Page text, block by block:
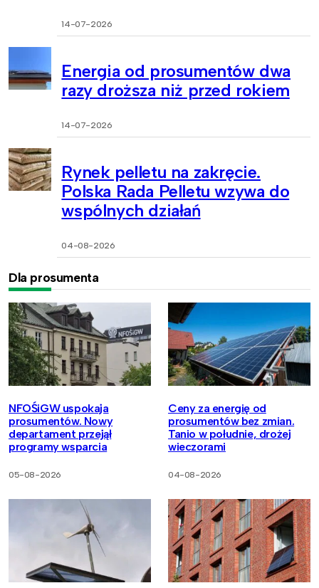
14-07-2026
Energia od prosumentów dwa
razy droższa niż przed rokiem
14-07-2026
Rynek pelletu na zakręcie.
Polska Rada Pelletu wzywa do
wspólnych działań
04-08-2026
Dla prosumenta
NFOŚiGW uspokaja
prosumentów. Nowy
departament przejął
programy wsparcia
05-08-2026
Ceny za energię od
prosumentów bez zmian.
Tanio w południe, drożej
wieczorami
04-08-2026